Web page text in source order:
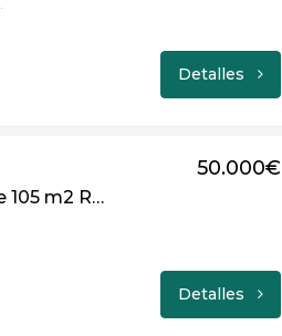
Detalles
Piso en venta en Puente Genil de 105 m2 REF:5282
50.000€
Detalles